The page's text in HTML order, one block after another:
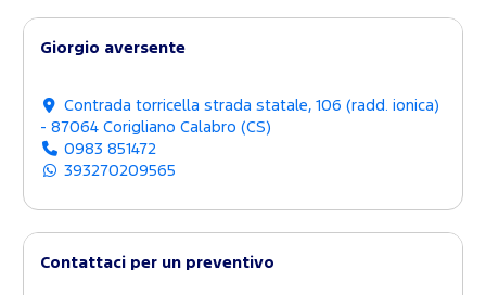
Giorgio aversente
Contrada torricella strada statale, 106 (radd. ionica)
- 87064 Corigliano Calabro (CS)
0983 851472
393270209565
Contattaci per un preventivo